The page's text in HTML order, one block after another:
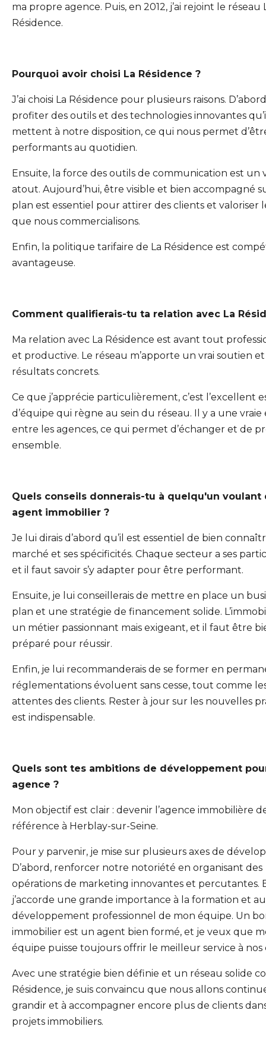
ma propre agence. Puis, en 2012, j’ai rejoint le réseau
Résidence.
Pourquoi avoir choisi La Résidence ?
J’ai choisi La Résidence pour plusieurs raisons.
profiter des outils et des technologies innovantes
mettent à notre disposition, ce qui nous permet
performants au quotidien.
Ensuite, la force des outils de communication est un
atout. Aujourd’hui, être visible et bien accompagné
plan est essentiel pour attirer des clients et valoriser
que nous commercialisons.
Enfin, la politique tarifaire de La Résidence est
avantageuse.
Comment qualifierais-tu ta relation avec La
Ma relation avec La Résidence est avant tout
et productive. Le réseau m’apporte un vrai soutien et
résultats concrets.
Ce que j’apprécie particulièrement, c’est l’excellent
d’équipe qui règne au sein du réseau. Il y a une vraie
entre les agences, ce qui permet d’échanger et de
ensemble.
Quels conseils donnerais-tu à quelqu'un voulant
agent immobilier ?
Je lui dirais d’abord qu’il est essentiel de bien
marché et ses spécificités. Chaque secteur a ses
et il faut savoir s’y adapter pour être performant.
Ensuite, je lui conseillerais de mettre en place un
plan et une stratégie de financement solide.
un métier passionnant mais exigeant, et il faut être
préparé pour réussir.
Enfin, je lui recommanderais de se former en
réglementations évoluent sans cesse, tout comme
attentes des clients. Rester à jour sur les nouvelles
est indispensable.
Quels sont tes ambitions de développement
agence ?
Mon objectif est clair : devenir l’agence immobilière
référence à Herblay-sur-Seine.
Pour y parvenir, je mise sur plusieurs axes de
D’abord, renforcer notre notoriété en organisant des
opérations de marketing innovantes et percutantes.
j’accorde une grande importance à la formation et au
développement professionnel de mon équipe. Un
immobilier est un agent bien formé, et je veux que
équipe puisse toujours offrir le meilleur service à nos
Avec une stratégie bien définie et un réseau solide
Résidence, je suis convaincu que nous allons
grandir et à accompagner encore plus de clients
projets immobiliers.